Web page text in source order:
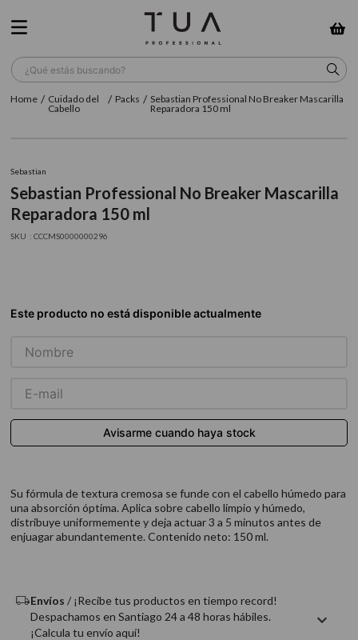
¿Qué estás buscando?
Cuidado del
Cabello
Packs
Sebastian Professional No Breaker Mascarilla
Reparadora 150 ml
Sebastian
Sebastian Professional No Breaker Mascarilla
Reparadora 150 ml
: CCCMS0000000296
Su fórmula de textura cremosa se funde con el cabello húmedo para
una absorción óptima. Aplica sobre cabello limpio y húmedo,
distribuye uniformemente y deja actuar 3 a 5 minutos antes de
enjuagar abundantemente. Contenido neto: 150 ml.
Envíos / ¡Recibe tus productos en tiempo record!
Despachamos en Santiago 24 a 48 horas hábiles.
¡Calcula tu envío aquí!
TÉRMINOS MÁS BUSCADOS
2.
3. farmavita
7. secador
10.